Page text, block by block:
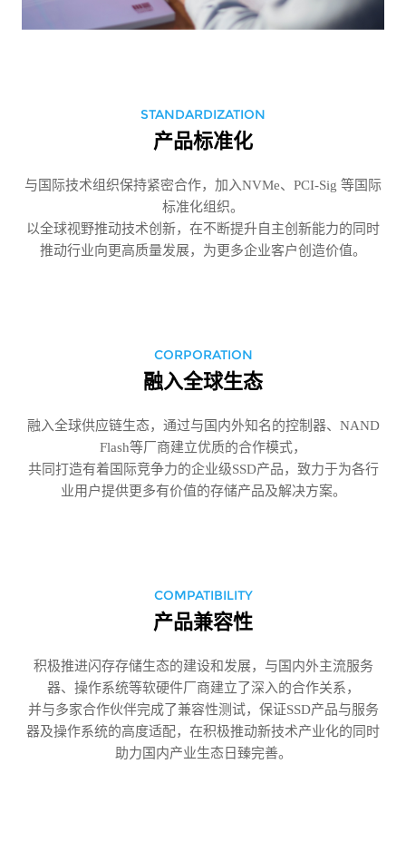
STANDARDIZATION
产品标准化
与国际技术组织保持紧密合作，加入NVMe、PCI-Sig 等国际
标准化组织。
以全球视野推动技术创新，在不断提升自主创新能力的同时
推动行业向更高质量发展，为更多企业客户创造价值。
CORPORATION
融入全球生态
融入全球供应链生态，通过与国内外知名的控制器、NAND
Flash等厂商建立优质的合作模式，
共同打造有着国际竞争力的企业级SSD产品，致力于为各行
业用户提供更多有价值的存储产品及解决方案。
COMPATIBILITY
产品兼容性
积极推进闪存存储生态的建设和发展，与国内外主流服务
器、操作系统等软硬件厂商建立了深入的合作关系，
并与多家合作伙伴完成了兼容性测试，保证SSD产品与服务
器及操作系统的高度适配，在积极推动新技术产业化的同时
助力国内产业生态日臻完善。